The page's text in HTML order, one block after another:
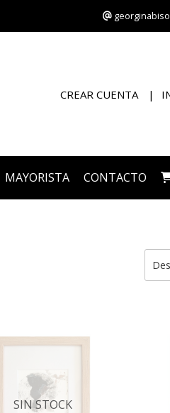
CREAR CUENTA
MAYORISTA CONTACTO
SIN STOCK